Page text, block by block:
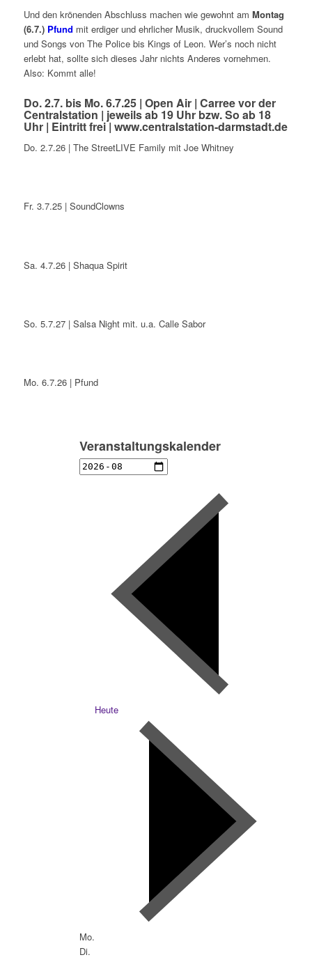
Und den krönenden Abschluss machen wie gewohnt am Montag
(6.7.) Pfund mit erdiger und ehrlicher Musik, druckvollem Sound
und Songs von The Police bis Kings of Leon. Wer’s noch nicht
erlebt hat, sollte sich dieses Jahr nichts Anderes vornehmen.
Also: Kommt alle!
Do. 2.7. bis Mo. 6.7.25 | Open Air | Carree vor der
Centralstation | jeweils ab 19 Uhr bzw. So ab 18
Uhr | Eintritt frei | www.centralstation-darmstadt.de
Do. 2.7.26 | The StreetLIVE Family mit Joe Whitney
Fr. 3.7.25 | SoundClowns
Sa. 4.7.26 | Shaqua Spirit
So. 5.7.27 | Salsa Night mit. u.a. Calle Sabor
Mo. 6.7.26 | Pfund
Veranstaltungskalender
Heute
Mo.
Di.